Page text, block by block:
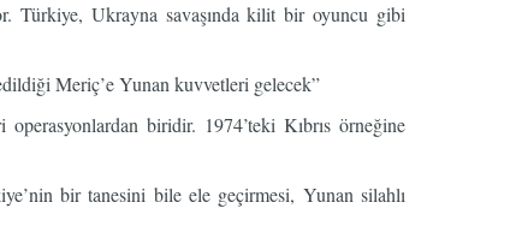
Türkiye, Ukrayna savaşında kilit bir oyuncu gibi
Meriç’e Yunan kuvvetleri gelecek”
biridir. 1974’teki Kıbrıs örneğine
bir tanesini bile ele geçirmesi, Yunan silahlı